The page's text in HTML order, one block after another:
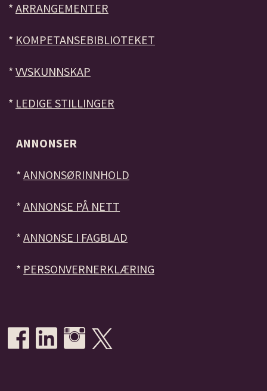
* ARRANGEMENTER
* KOMPETANSEBIBLIOTEKET
* VVSKUNNSKAP
* LEDIGE STILLINGER
ANNONSER
*ANNONSØRINNHOLD
*ANNONSE PÅ NETT
*ANNONSE I FAGBLAD
* PERSONVERNERKLÆRING